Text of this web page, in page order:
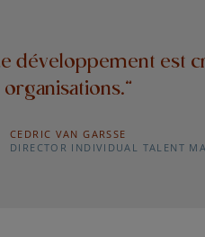
développement est
CEDRIC VAN GARSSE
DIRECTOR INDIVIDUAL TALENT